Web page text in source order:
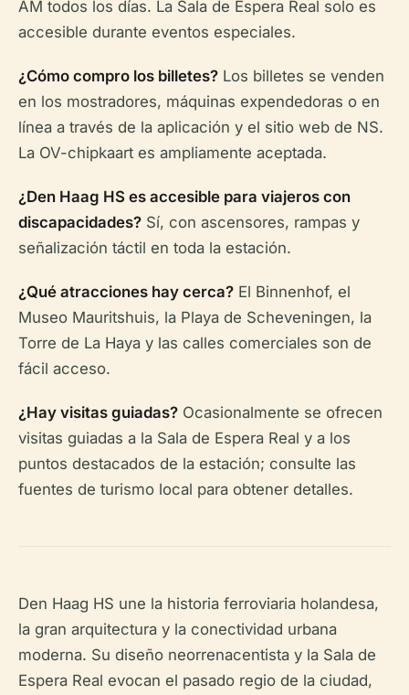
AM todos los días. La Sala de Espera Real solo es
accesible durante eventos especiales.
¿Cómo compro los billetes? Los billetes se venden
en los mostradores, máquinas expendedoras o en
línea a través de la aplicación y el sitio web de NS.
La OV-chipkaart es ampliamente aceptada.
¿Den Haag HS es accesible para viajeros con
discapacidades? Sí, con ascensores, rampas y
señalización táctil en toda la estación.
¿Qué atracciones hay cerca? El Binnenhof, el
Museo Mauritshuis, la Playa de Scheveningen, la
Torre de La Haya y las calles comerciales son de
fácil acceso.
¿Hay visitas guiadas? Ocasionalmente se ofrecen
visitas guiadas a la Sala de Espera Real y a los
puntos destacados de la estación; consulte las
fuentes de turismo local para obtener detalles.
Den Haag HS une la historia ferroviaria holandesa,
la gran arquitectura y la conectividad urbana
moderna. Su diseño neorrenacentista y la Sala de
Espera Real evocan el pasado regio de la ciudad,